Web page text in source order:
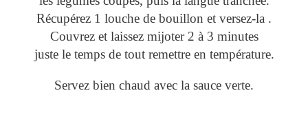
Récupérez 1 louche de bouillon et versez-la .
Couvrez et laissez mijoter 2 à 3 minutes
juste le temps de tout remettre en température.
Servez bien chaud avec la sauce verte.